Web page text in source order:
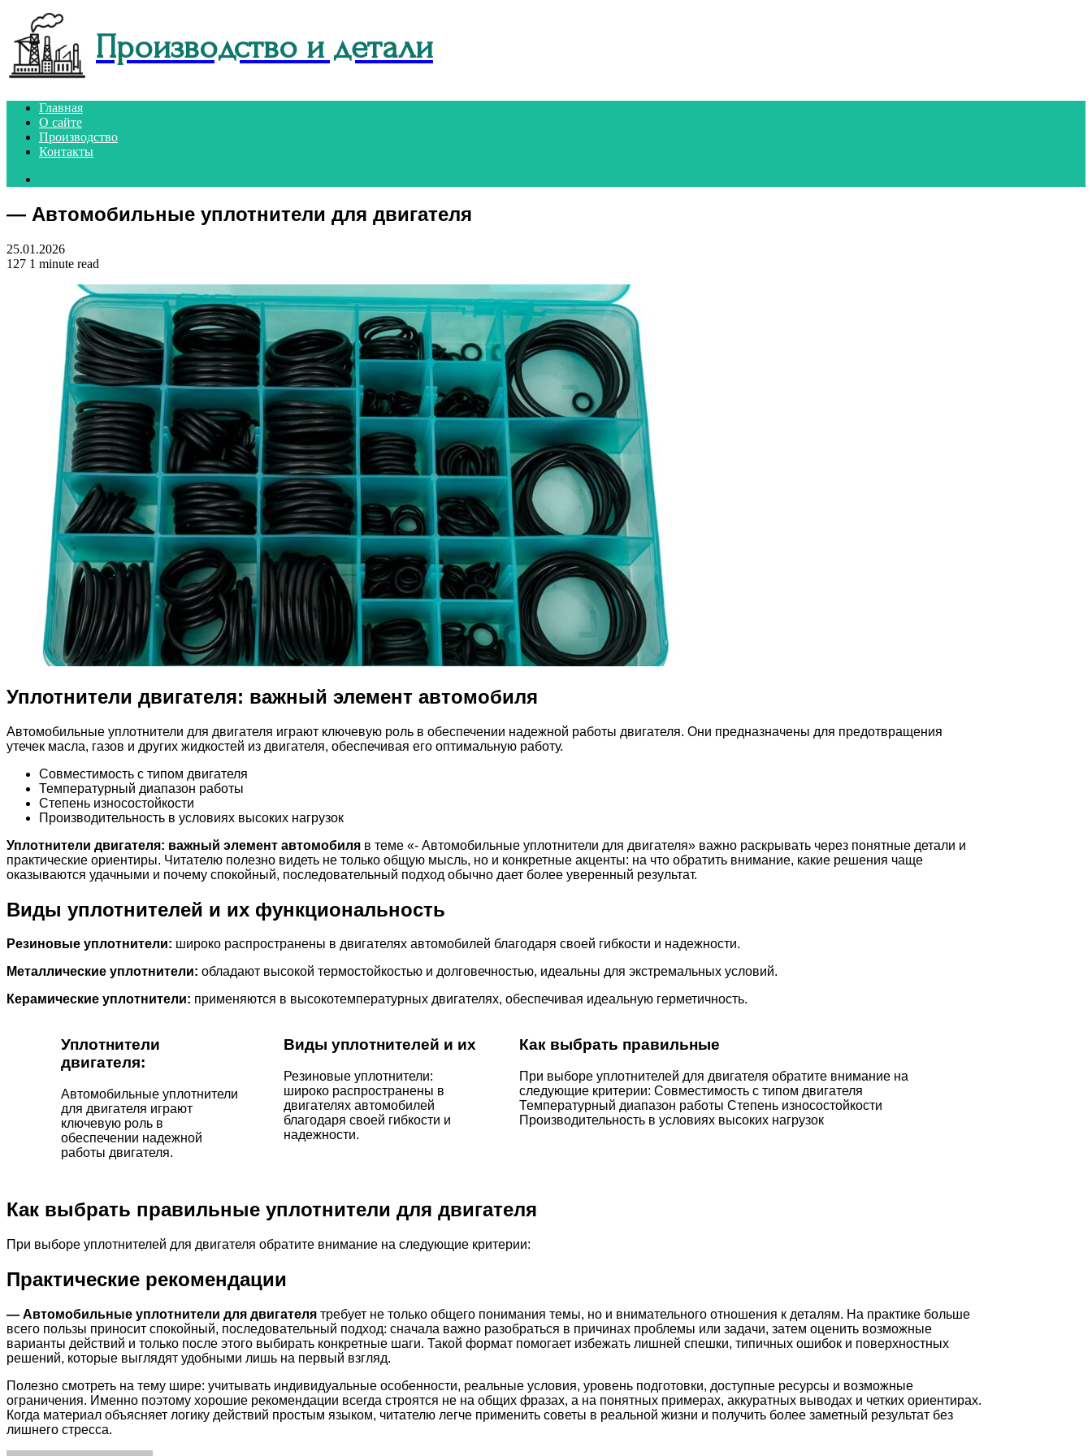
Производство и детали
Главная
О сайте
Производство
Контакты
— Автомобильные уплотнители для двигателя
25.01.2026
127 1 minute read
Уплотнители двигателя: важный элемент автомобиля
Автомобильные уплотнители для двигателя играют ключевую роль в обеспечении надежной работы двигателя. Они предназначены для предотвращения
утечек масла, газов и других жидкостей из двигателя, обеспечивая его оптимальную работу.
Совместимость с типом двигателя
Температурный диапазон работы
Степень износостойкости
Производительность в условиях высоких нагрузок
Уплотнители двигателя: важный элемент автомобиля в теме «- Автомобильные уплотнители для двигателя» важно раскрывать через понятные детали и
практические ориентиры. Читателю полезно видеть не только общую мысль, но и конкретные акценты: на что обратить внимание, какие решения чаще
оказываются удачными и почему спокойный, последовательный подход обычно дает более уверенный результат.
Виды уплотнителей и их функциональность
Резиновые уплотнители: широко распространены в двигателях автомобилей благодаря своей гибкости и надежности.
Металлические уплотнители: обладают высокой термостойкостью и долговечностью, идеальны для экстремальных условий.
Керамические уплотнители: применяются в высокотемпературных двигателях, обеспечивая идеальную герметичность.
Уплотнители
двигателя:
Автомобильные уплотнители
для двигателя играют
ключевую роль в
обеспечении надежной
работы двигателя.
Виды уплотнителей и их
Резиновые уплотнители:
широко распространены в
двигателях автомобилей
благодаря своей гибкости и
надежности.
Как выбрать правильные
При выборе уплотнителей для двигателя обратите внимание на
следующие критерии: Совместимость с типом двигателя
Температурный диапазон работы Степень износостойкости
Производительность в условиях высоких нагрузок
Как выбрать правильные уплотнители для двигателя
При выборе уплотнителей для двигателя обратите внимание на следующие критерии:
Практические рекомендации
— Автомобильные уплотнители для двигателя требует не только общего понимания темы, но и внимательного отношения к деталям. На практике больше
всего пользы приносит спокойный, последовательный подход: сначала важно разобраться в причинах проблемы или задачи, затем оценить возможные
варианты действий и только после этого выбирать конкретные шаги. Такой формат помогает избежать лишней спешки, типичных ошибок и поверхностных
решений, которые выглядят удобными лишь на первый взгляд.
Полезно смотреть на тему шире: учитывать индивидуальные особенности, реальные условия, уровень подготовки, доступные ресурсы и возможные
ограничения. Именно поэтому хорошие рекомендации всегда строятся не на общих фразах, а на понятных примерах, аккуратных выводах и четких ориентирах.
Когда материал объясняет логику действий простым языком, читателю легче применить советы в реальной жизни и получить более заметный результат без
лишнего стресса.